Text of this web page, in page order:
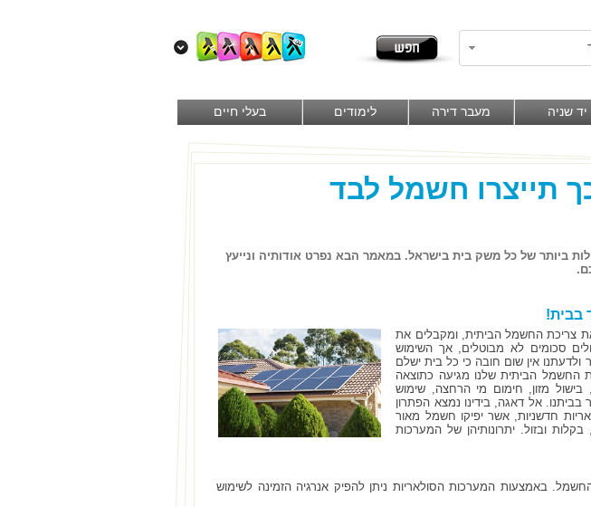
יד שניה מעבר דירה לימודים בעלי חיים
תייצרו חשמל לבד
ביותר של כל משק בית בישראל. במאמר הבא נפרט אודותיה ונייעץ
בבית!
צריכת החשמל הביתית, ומקבלים את
סכומים לא מבוטלים, אך השימוש
אין שום חובה כי כל בית ישלם
החשמל הביתית שלנו מגיעה כתוצאה
בישול מזון, חימום מי הרחצה, שימוש
אל דאגה, בידינו נמצא הפתרון
חדשניות, אשר יפיקו חשמל מאור
ובזול. יתרונותיהן של המערכות
באמצעות המערכות הסולאריות ניתן להפיק אנרגיה הזמינה לשימוש